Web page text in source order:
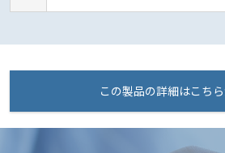
この製品の詳細はこち